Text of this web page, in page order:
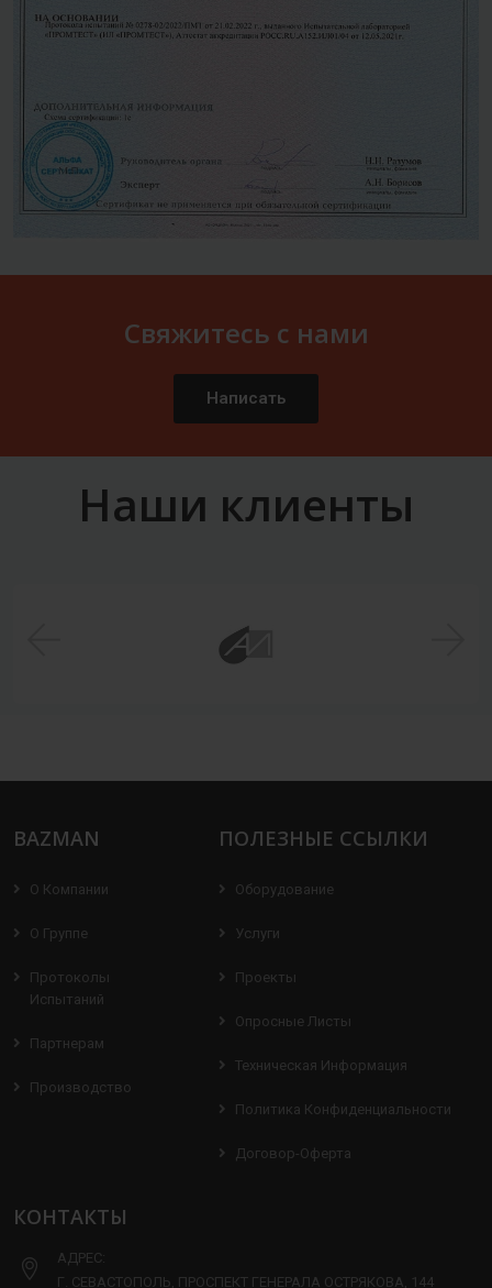
Свяжитесь с нами
Написать
Наши клиенты
BAZMAN
О Компании
О Группе
Протоколы
Испытаний
Партнерам
Производство
ПОЛЕЗНЫЕ ССЫЛКИ
Оборудование
Услуги
Проекты
Опросные Листы
Техническая Информация
Политика Конфиденциальности
Договор-Оферта
КОНТАКТЫ
АДРЕС:
Г. СЕВАСТОПОЛЬ, ПРОСПЕКТ ГЕНЕРАЛА ОСТРЯКОВА, 144